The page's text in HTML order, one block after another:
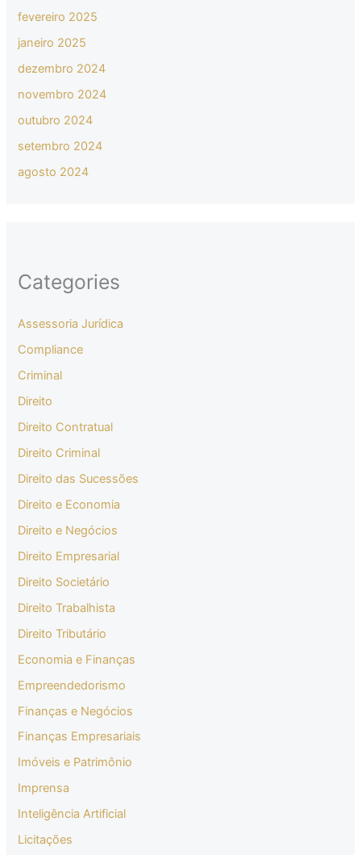
fevereiro 2025
janeiro 2025
dezembro 2024
novembro 2024
outubro 2024
setembro 2024
agosto 2024
Categories
Assessoria Jurídica
Compliance
Criminal
Direito
Direito Contratual
Direito Criminal
Direito das Sucessões
Direito e Economia
Direito e Negócios
Direito Empresarial
Direito Societário
Direito Trabalhista
Direito Tributário
Economia e Finanças
Empreendedorismo
Finanças e Negócios
Finanças Empresariais
Imóveis e Patrimônio
Imprensa
Inteligência Artificial
Licitações